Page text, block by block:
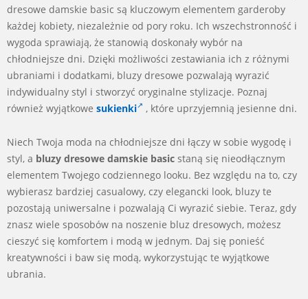
dresowe damskie basic są kluczowym elementem garderoby
każdej kobiety, niezależnie od pory roku. Ich wszechstronność i
wygoda sprawiają, że stanowią doskonały wybór na
chłodniejsze dni. Dzięki możliwości zestawiania ich z różnymi
ubraniami i dodatkami, bluzy dresowe pozwalają wyrazić
indywidualny styl i stworzyć oryginalne stylizacje. Poznaj
również wyjątkowe sukienki , które uprzyjemnią jesienne dni.
Niech Twoja moda na chłodniejsze dni łączy w sobie wygodę i
styl, a bluzy dresowe damskie basic staną się nieodłącznym
elementem Twojego codziennego looku. Bez względu na to, czy
wybierasz bardziej casualowy, czy elegancki look, bluzy te
pozostają uniwersalne i pozwalają Ci wyrazić siebie. Teraz, gdy
znasz wiele sposobów na noszenie bluz dresowych, możesz
cieszyć się komfortem i modą w jednym. Daj się ponieść
kreatywności i baw się modą, wykorzystując te wyjątkowe
ubrania.